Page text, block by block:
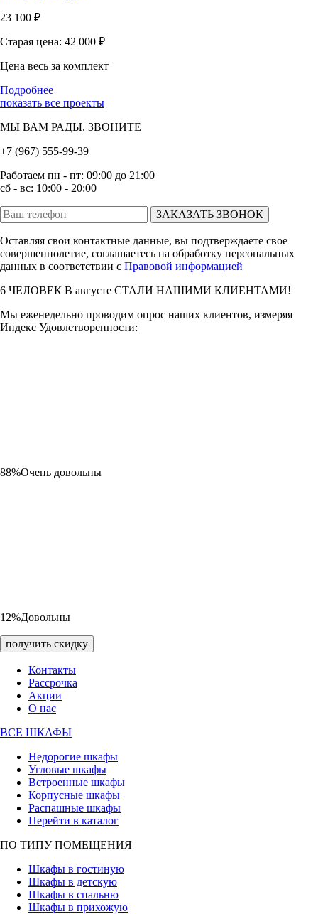
23 100 ₽
Старая цена: 42 000 ₽
Цена весь за комплект
Подробнее
показать все проекты
МЫ ВАМ РАДЫ. ЗВОНИТЕ
+7 (967) 555-99-39
Работаем пн - пт: 09:00 до 21:00
сб - вс: 10:00 - 20:00
ЗАКАЗАТЬ ЗВОНОК
Оставляя свои контактные данные, вы подтверждаете свое
совершеннолетие, соглашаетесь на обработку персональных
данных в соответствии с Правовой информацией
6 ЧЕЛОВЕК В августе СТАЛИ НАШИМИ КЛИЕНТАМИ!
Мы еженедельно проводим опрос наших клиентов, измеряя
Индекс Удовлетворенности:
88%Очень довольны
12%Довольны
получить скидку
Контакты
Рассрочка
Акции
О нас
ВСЕ ШКАФЫ
Недорогие шкафы
Угловые шкафы
Встроенные шкафы
Корпусные шкафы
Распашные шкафы
Перейти в каталог
ПО ТИПУ ПОМЕЩЕНИЯ
Шкафы в гостиную
Шкафы в детскую
Шкафы в спальню
Шкафы в прихожую